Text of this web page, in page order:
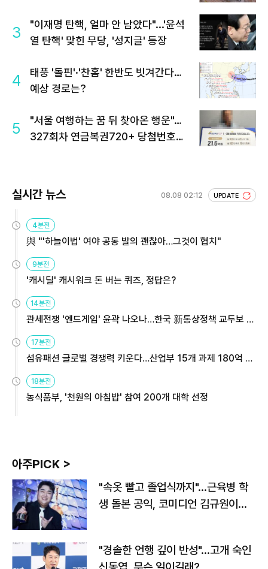
3
"이재명 탄핵, 얼마 안 남았다"...'윤석
열 탄핵' 맞힌 무당, '성지글' 등장
4
태풍 '돌핀'·'찬홈' 한반도 빗겨간다…
예상 경로는?
5
"서울 여행하는 꿈 뒤 찾아온 행운"…
327회차 연금복권720+ 당첨번호조
실시간 뉴스 08.08 02:12 UPDATE
4분전
與 "'하늘이법' 여야 공동 발의 괜찮아…그것이 협치"
9분전
'캐시딜' 캐시워크 돈 버는 퀴즈, 정답은?
14분전
관세전쟁 '엔드게임' 윤곽 나오나…한국 新통상정책 교두보 활
용해야
17분전
섬유패션 글로벌 경쟁력 키운다…산업부 15개 과제 180억 지
원
18분전
농식품부, '천원의 아침밥' 참여 200개 대학 선정
아주PICK >
"속옷 빨고 졸업식까지"…근육병 학
생 돌본 공익, 코미디언 김규원이었
"경솔한 언행 깊이 반성"…고개 숙인